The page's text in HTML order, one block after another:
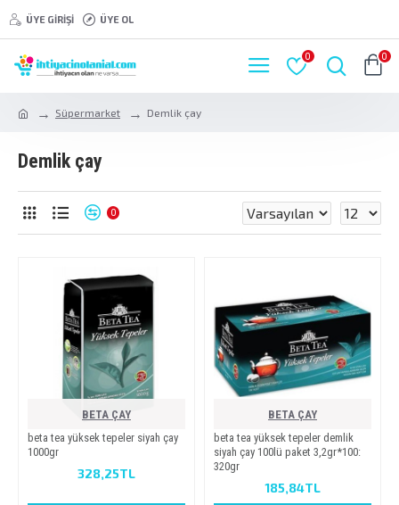
ÜYE GIRIŞI ÜYE OL
0 0
Süpermarket Demlik çay
Demlik çay
0
BETA ÇAY
beta tea yüksek tepeler si̇yah çay
1000gr
328,25TL
BETA ÇAY
beta tea yüksek tepeler demlik
siyah çay 100lü paket 3,2gr*100:
320gr
185,84TL